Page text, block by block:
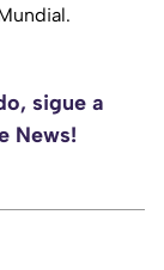
sigue a
News!